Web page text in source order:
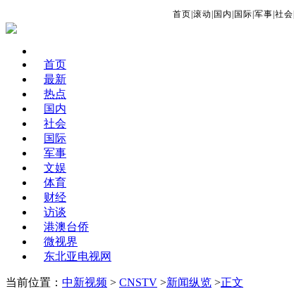
首页 滚动 国内 国际 军事 社会
首页
最新
热点
国内
社会
国际
军事
文娱
体育
财经
访谈
港澳台侨
微视界
东北亚电视网
当前位置： 中新视频 > CNSTV >新闻纵览 >正文